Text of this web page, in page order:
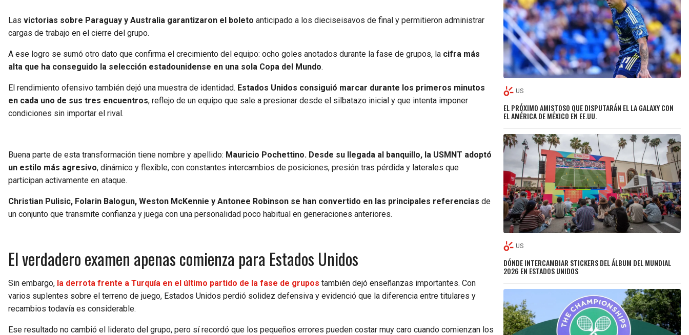
Las victorias sobre Paraguay y Australia garantizaron el boleto anticipado a los dieciseisavos de final y permitieron administrar
cargas de trabajo en el cierre del grupo.
A ese logro se sumó otro dato que confirma el crecimiento del equipo: ocho goles anotados durante la fase de grupos, la cifra más
alta que ha conseguido la selección estadounidense en una sola Copa del Mundo.
El rendimiento ofensivo también dejó una muestra de identidad. Estados Unidos consiguió marcar durante los primeros minutos
en cada uno de sus tres encuentros, reflejo de un equipo que sale a presionar desde el silbatazo inicial y que intenta imponer
condiciones sin importar el rival.
Buena parte de esta transformación tiene nombre y apellido: Mauricio Pochettino. Desde su llegada al banquillo, la USMNT adoptó
un estilo más agresivo, dinámico y flexible, con constantes intercambios de posiciones, presión tras pérdida y laterales que
participan activamente en ataque.
Christian Pulisic, Folarin Balogun, Weston McKennie y Antonee Robinson se han convertido en las principales referencias de
un conjunto que transmite confianza y juega con una personalidad poco habitual en generaciones anteriores.
El verdadero examen apenas comienza para Estados Unidos
Sin embargo, la derrota frente a Turquía en el último partido de la fase de grupos también dejó enseñanzas importantes. Con
varios suplentes sobre el terreno de juego, Estados Unidos perdió solidez defensiva y evidenció que la diferencia entre titulares y
recambios todavía es considerable.
Ese resultado no cambió el liderato del grupo, pero sí recordó que los pequeños errores pueden costar muy caro cuando comienzan los
US
EL PRÓXIMO AMISTOSO QUE DISPUTARÁN EL LA GALAXY CON
EL AMÉRICA DE MÉXICO EN EE.UU.
US
DÓNDE INTERCAMBIAR STICKERS DEL ÁLBUM DEL MUNDIAL
2026 EN ESTADOS UNIDOS